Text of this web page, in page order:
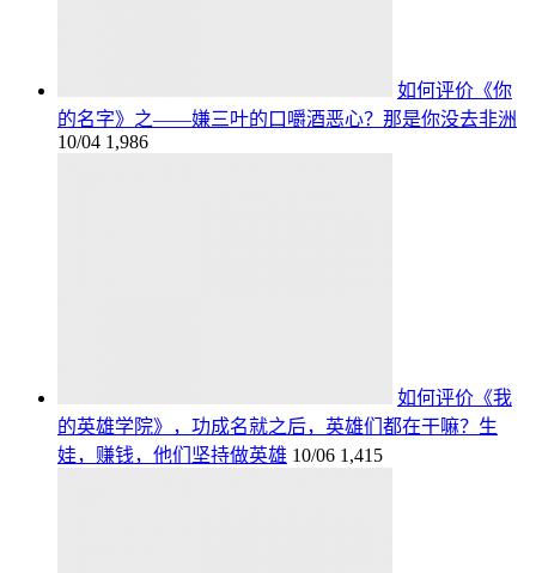
如何评价《你
的名字》之——嫌三叶的口嚼酒恶心？那是你没去非洲
10/04 1,986
如何评价《我
的英雄学院》，功成名就之后，英雄们都在干嘛？生
娃，赚钱，他们坚持做英雄 10/06 1,415